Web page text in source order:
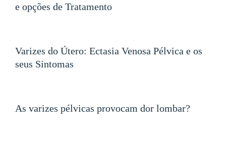
e opções de Tratamento
Varizes do Útero: Ectasia Venosa Pélvica e os
seus Sintomas
As varizes pélvicas provocam dor lombar?